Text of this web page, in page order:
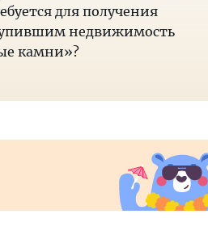
для получения
недвижимость
камни»?